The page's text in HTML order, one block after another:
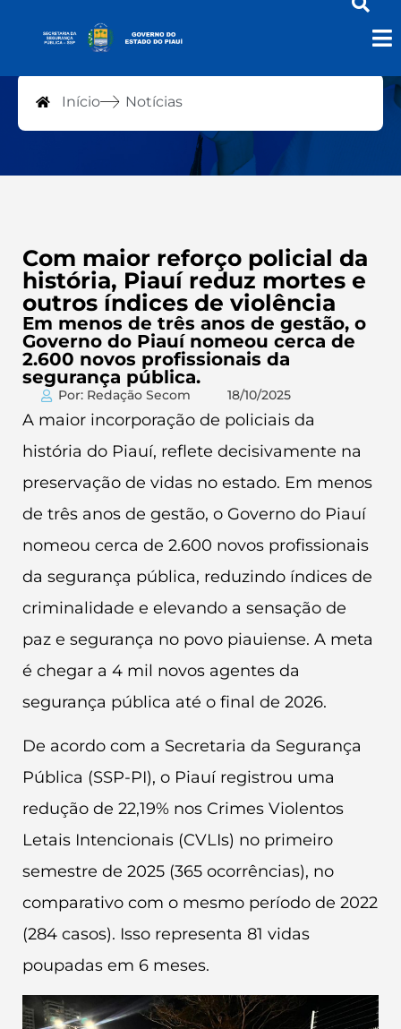
Notícias
Início Notícias
Com maior reforço policial da
história, Piauí reduz mortes e
outros índices de violência
Em menos de três anos de gestão, o
Governo do Piauí nomeou cerca de
2.600 novos profissionais da
segurança pública.
Por: Redação Secom 18/10/2025
A maior incorporação de policiais da
história do Piauí, reflete decisivamente na
preservação de vidas no estado. Em menos
de três anos de gestão, o Governo do Piauí
nomeou cerca de 2.600 novos profissionais
da segurança pública, reduzindo índices de
criminalidade e elevando a sensação de
paz e segurança no povo piauiense. A meta
é chegar a 4 mil novos agentes da
segurança pública até o final de 2026.
De acordo com a Secretaria da Segurança
Pública (SSP-PI), o Piauí registrou uma
redução de 22,19% nos Crimes Violentos
Letais Intencionais (CVLIs) no primeiro
semestre de 2025 (365 ocorrências), no
comparativo com o mesmo período de 2022
(284 casos). Isso representa 81 vidas
poupadas em 6 meses.